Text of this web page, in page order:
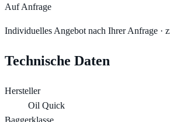
Auf Anfrage
Individuelles Angebot nach Ihrer Anfrage ·
Technische Daten
Hersteller
Oil Quick
Baggerklasse